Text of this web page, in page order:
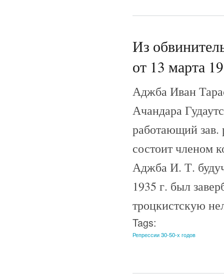
Из
от 13 марта
Аджба Иван
Ачандара
работающий
состоит членом
Аджба И. Т.
1935 г. был
троцкистскую
Tags:
Репрессии 30-50-х годов